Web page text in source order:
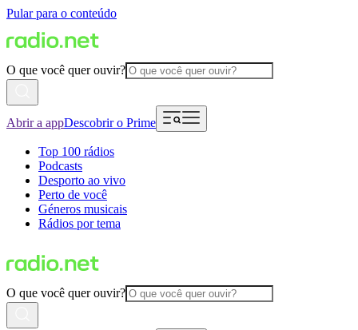
Pular para o conteúdo
O que você quer ouvir?
Abrir a appDescobrir o Prime
Top 100 rádios
Podcasts
Desporto ao vivo
Perto de você
Géneros musicais
Rádios por tema
O que você quer ouvir?